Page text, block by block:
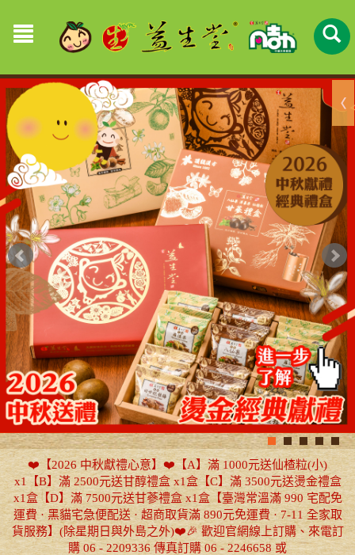
❤️【2026 中秋獻禮心意】❤️【A】滿 1000元送仙楂粒(小)
x1【B】滿 2500元送甘醇禮盒 x1盒【C】滿 3500元送燙金禮盒
x1盒【D】滿 7500元送甘蔘禮盒 x1盒【臺灣常溫滿 990 宅配免
運費 · 黑貓宅急便配送 · 超商取貨滿 890元免運費 · 7-11 全家取
貨服務】(除星期日與外島之外)❤️🎉 歡迎官網線上訂購、來電訂
購 06 - 2209336 傳真訂購 06 - 2246658 或